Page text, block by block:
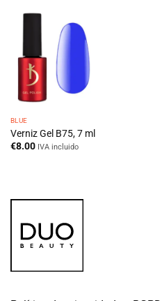
BLUE
Verniz Gel B75, 7 ml
€8.00 IVA incluido